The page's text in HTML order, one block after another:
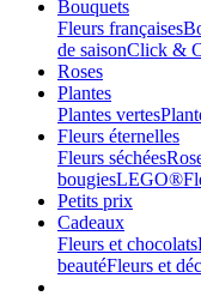
Bouquets
Fleurs françaises
de saisonClick &
Roses
Plantes
Plantes vertes
Fleurs éternelles
Fleurs séchées
bougiesLEGO®
Petits prix
Cadeaux
Fleurs et chocolats
beautéFleurs et